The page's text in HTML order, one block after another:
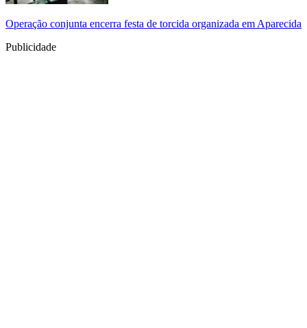
Operação conjunta encerra festa de torcida organizada em Aparecida
Publicidade